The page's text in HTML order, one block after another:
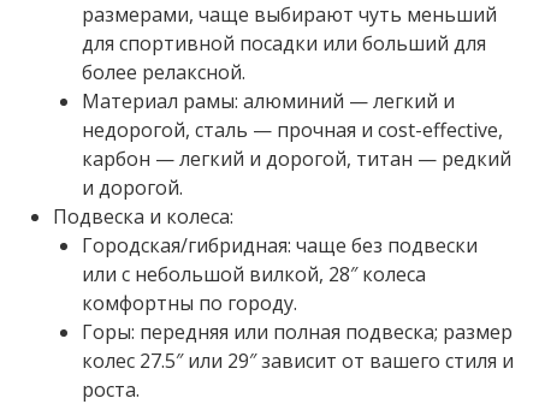
размерами, чаще выбирают чуть меньший
для спортивной посадки или больший для
более релаксной.
Материал рамы: алюминий — легкий и
недорогой, сталь — прочная и cost-effective,
карбон — легкий и дорогой, титан — редкий
и дорогой.
Подвеска и колеса:
Городская/гибридная: чаще без подвески
или с небольшой вилкой, 28″ колеса
комфортны по городу.
Горы: передняя или полная подвеска; размер
колес 27.5″ или 29″ зависит от вашего стиля и
роста.